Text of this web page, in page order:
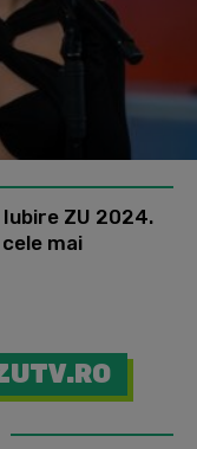
ZU 2024.
mai